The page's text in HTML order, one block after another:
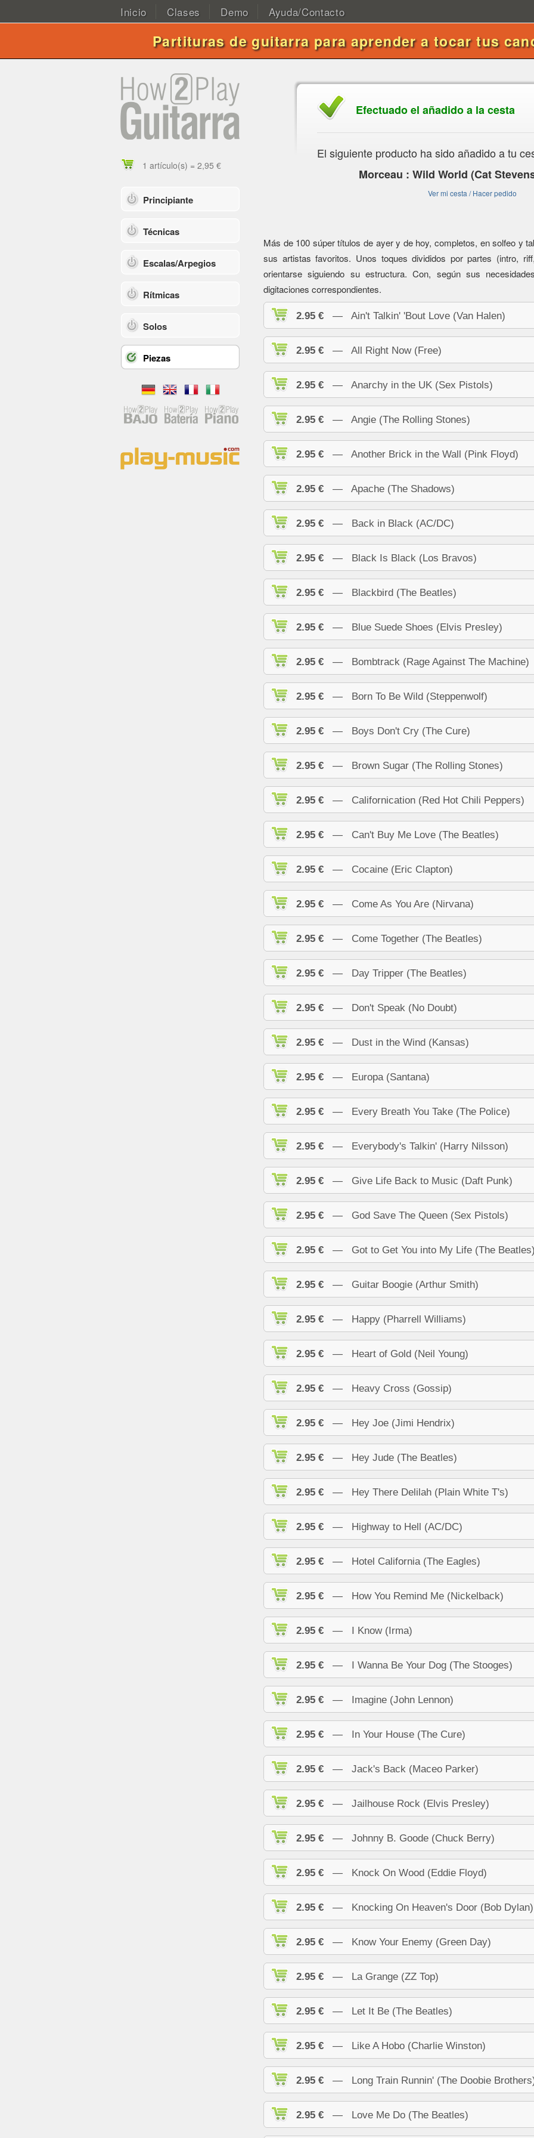
Inicio Clases Demo Ayuda/Contacto
Partituras de guitarra para aprender a tocar tus
1 artículo(s) = 2,95 €
Principiante
Técnicas
Escalas/Arpegios
Rítmicas
Solos
Piezas
Efectuado el añadido a la cesta
El siguiente producto ha sido añadido a tu
Morceau : Wild World (Cat
Ver mi cesta / Hacer pedido
Más de 100 súper títulos de ayer y de hoy, completos, en solfeo y
sus artistas favoritos. Unos toques divididos por partes (intro,
orientarse siguiendo su estructura. Con, según sus
digitaciones correspondientes.
2.95 € — Ain't Talkin' 'Bout Love (Van Halen)
2.95 € — All Right Now (Free)
2.95 € — Anarchy in the UK (Sex Pistols)
2.95 € — Angie (The Rolling Stones)
2.95 € — Another Brick in the Wall (Pink Floyd)
2.95 € — Apache (The Shadows)
2.95 € — Back in Black (AC/DC)
2.95 € — Black Is Black (Los Bravos)
2.95 € — Blackbird (The Beatles)
2.95 € — Blue Suede Shoes (Elvis Presley)
2.95 € — Bombtrack (Rage Against The Machine)
2.95 € — Born To Be Wild (Steppenwolf)
2.95 € — Boys Don't Cry (The Cure)
2.95 € — Brown Sugar (The Rolling Stones)
2.95 € — Californication (Red Hot Chili Peppers)
2.95 € — Can't Buy Me Love (The Beatles)
2.95 € — Cocaine (Eric Clapton)
2.95 € — Come As You Are (Nirvana)
2.95 € — Come Together (The Beatles)
2.95 € — Day Tripper (The Beatles)
2.95 € — Don't Speak (No Doubt)
2.95 € — Dust in the Wind (Kansas)
2.95 € — Europa (Santana)
2.95 € — Every Breath You Take (The Police)
2.95 € — Everybody's Talkin' (Harry Nilsson)
2.95 € — Give Life Back to Music (Daft Punk)
2.95 € — God Save The Queen (Sex Pistols)
2.95 € — Got to Get You into My Life (The
2.95 € — Guitar Boogie (Arthur Smith)
2.95 € — Happy (Pharrell Williams)
2.95 € — Heart of Gold (Neil Young)
2.95 € — Heavy Cross (Gossip)
2.95 € — Hey Joe (Jimi Hendrix)
2.95 € — Hey Jude (The Beatles)
2.95 € — Hey There Delilah (Plain White T's)
2.95 € — Highway to Hell (AC/DC)
2.95 € — Hotel California (The Eagles)
2.95 € — How You Remind Me (Nickelback)
2.95 € — I Know (Irma)
2.95 € — I Wanna Be Your Dog (The Stooges)
2.95 € — Imagine (John Lennon)
2.95 € — In Your House (The Cure)
2.95 € — Jack's Back (Maceo Parker)
2.95 € — Jailhouse Rock (Elvis Presley)
2.95 € — Johnny B. Goode (Chuck Berry)
2.95 € — Knock On Wood (Eddie Floyd)
2.95 € — Knocking On Heaven's Door (Bob Dylan)
2.95 € — Know Your Enemy (Green Day)
2.95 € — La Grange (ZZ Top)
2.95 € — Let It Be (The Beatles)
2.95 € — Like A Hobo (Charlie Winston)
2.95 € — Long Train Runnin' (The Doobie
2.95 € — Love Me Do (The Beatles)